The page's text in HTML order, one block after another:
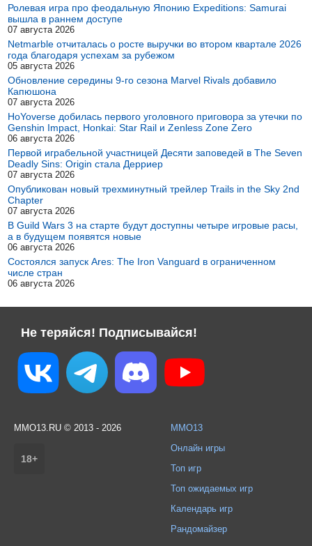
Ролевая игра про феодальную Японию Expeditions: Samurai
вышла в раннем доступе
07 августа 2026
Netmarble отчиталась о росте выручки во втором квартале 2026
года благодаря успехам за рубежом
05 августа 2026
Обновление середины 9-го сезона Marvel Rivals добавило
Капюшона
07 августа 2026
HoYoverse добилась первого уголовного приговора за утечки по
Genshin Impact, Honkai: Star Rail и Zenless Zone Zero
06 августа 2026
Первой играбельной участницей Десяти заповедей в The Seven
Deadly Sins: Origin стала Дерриер
07 августа 2026
Опубликован новый трехминутный трейлер Trails in the Sky 2nd
Chapter
07 августа 2026
В Guild Wars 3 на старте будут доступны четыре игровые расы,
а в будущем появятся новые
06 августа 2026
Состоялся запуск Ares: The Iron Vanguard в ограниченном
числе стран
06 августа 2026
Не теряйся! Подписывайся!
MMO13.RU © 2013 - 2026
18+
MMO13
Онлайн игры
Топ игр
Топ ожидаемых игр
Календарь игр
Рандомайзер